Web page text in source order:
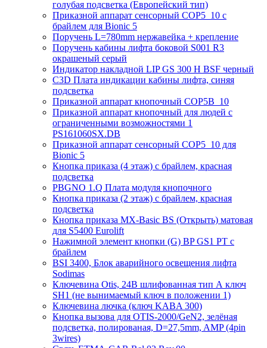
голубая подсветка (Европейский тип)
Приказной аппарат сенсорный COP5_10 с
брайлем для Bionic 5
Поручень L=780mm нержавейка + крепление
Поручень кабины лифта боковой S001 R3
окрашеный серый
Индикатор накладной LIP GS 300 H BSF черный
C3D Плата индикации кабины лифта, синяя
подсветка
Приказной аппарат кнопочный COP5B_10
Приказной аппарат кнопочный для людей с
ограниченными возможностями 1
PS161060SX.DB
Приказной аппарат сенсорный COP5_10 для
Bionic 5
Кнопка приказа (4 этаж) с брайлем, красная
подсветка
PBGNO 1.Q Плата модуля кнопочного
Кнопка приказа (2 этаж) с брайлем, красная
подсветка
Кнопка приказа MX-Basic BS (Открыть) матовая
для S5400 Eurolift
Нажимной элемент кнопки (G) BP GS1 PT с
брайлем
BSI 3400, Блок аварийного освещения лифта
Sodimas
Ключевина Otis, 24В шлифованная тип А ключ
SH1 (не вынимаемый ключ в положении 1)
Ключевина лючка (ключ KABA 300)
Кнопка вызова для OTIS-2000/GeN2, зелёная
подсветка, полированая, D=27,5mm, AMP (4pin
3wires)